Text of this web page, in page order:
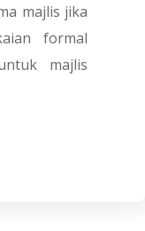
majlis jika
formal
majlis